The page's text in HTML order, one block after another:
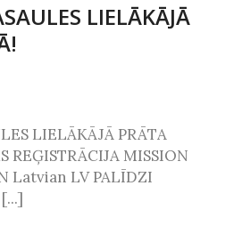
LIELĀKĀJĀ
LIELĀKĀJĀ PRĀTA
REĢISTRĀCIJA MISSION
Latvian LV PALĪDZI